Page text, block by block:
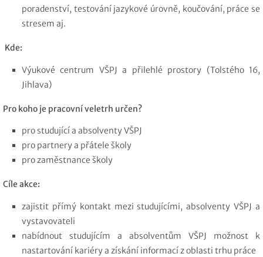
poradenství, testování jazykové úrovně, koučování, práce se
stresem aj.
Kde:
Výukové centrum VŠPJ a přilehlé prostory (Tolstého 16,
Jihlava)
Pro koho je pracovní veletrh určen?
pro studující a absolventy VŠPJ
pro partnery a přátele školy
pro zaměstnance školy
Cíle akce:
zajistit přímý kontakt mezi studujícími, absolventy VŠPJ a
vystavovateli
nabídnout studujícím a absolventům VŠPJ možnost k
nastartování kariéry a získání informací z oblasti trhu práce